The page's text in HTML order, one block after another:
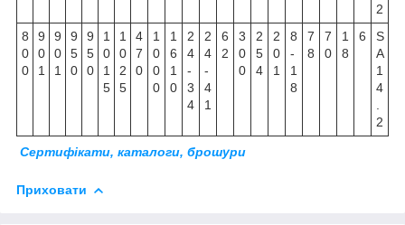
2
8
0
0
9
0
1
9
0
1
9
5
0
9
5
0
1
0
1
5
1
0
2
5
4
7
0
1
0
0
0
1
6
1
0
2
4
-
3
4
2
4
-
4
1
6
2
3
0
0
2
5
4
2
0
1
8
-
1
8
7
8
7
0
1
8
6
S
A
1
4
2
Сертифікати, каталоги, брошури
Приховати